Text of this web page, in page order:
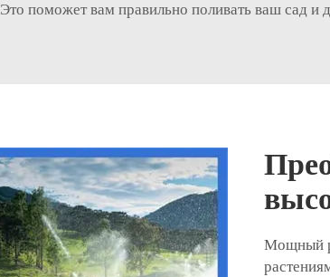
Это поможет вам правильно поливать ваш сад и
Мощный